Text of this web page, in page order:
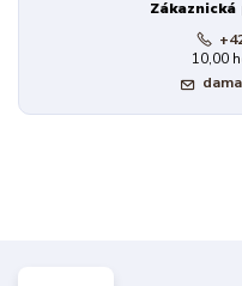
10,00